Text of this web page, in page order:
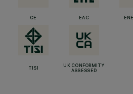
CE EAC
TISI
UK CONFORMITY
ASSESSED